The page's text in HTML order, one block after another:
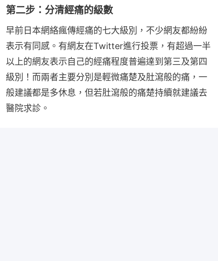
第二步：分清經痛的級數
早前日本網絡瘋傳經痛的七大級別，不少網友都紛紛
表示有同感。有網友在Twitter進行投票，有超過一半
以上的網友表示自己的經痛程度普遍達到第三及第四
級別！而兩者主要分別是輕微痛楚及肚瀉般的痛，一
般建議都是多休息，但若肚瀉般的痛楚持續就建議去
醫院求診。